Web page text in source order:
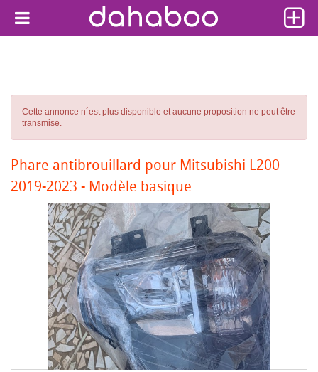
Cette annonce n´est plus disponible et aucune proposition ne peut être
transmise.
Phare antibrouillard pour Mitsubishi L200
2019-2023 - Modèle basique